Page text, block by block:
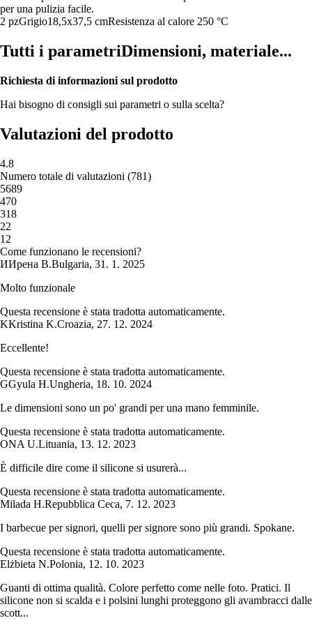
per una pulizia facile.
2 pzGrigio18,5x37,5 cmResistenza al calore 250 °C
Tutti i parametriDimensioni, materiale...
Richiesta di informazioni sul prodotto
Hai bisogno di consigli sui parametri o sulla scelta?
Valutazioni del prodotto
4.8
Numero totale di valutazioni (781)
5689
470
318
22
1 2
Come funzionano le recensioni?
ИИрена В.Bulgaria, 31. 1. 2025
Molto funzionale
Questa recensione è stata tradotta automaticamente.
KKristina K.Croazia, 27. 12. 2024
Eccellente!
Questa recensione è stata tradotta automaticamente.
GGyula H.Ungheria, 18. 10. 2024
Le dimensioni sono un po' grandi per una mano femminile.
Questa recensione è stata tradotta automaticamente.
ONA U.Lituania, 13. 12. 2023
È difficile dire come il silicone si usurerà...
Questa recensione è stata tradotta automaticamente.
Milada H.Repubblica Ceca, 7. 12. 2023
I barbecue per signori, quelli per signore sono più grandi. Spokane.
Questa recensione è stata tradotta automaticamente.
Elżbieta N.Polonia, 12. 10. 2023
Guanti di ottima qualità. Colore perfetto come nelle foto. Pratici. Il
silicone non si scalda e i polsini lunghi proteggono gli avambracci dalle
scott...